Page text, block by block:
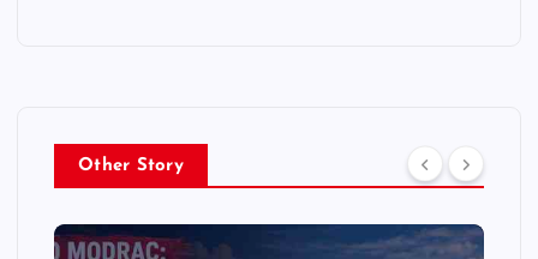
Other Story